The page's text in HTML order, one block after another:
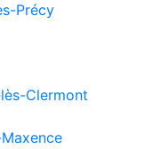
Précy
Clermont